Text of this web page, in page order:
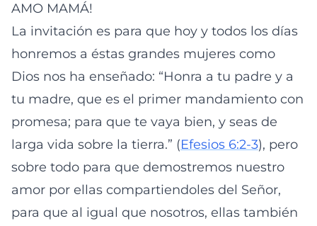
AMO MAMÁ!
La invitación es para que hoy y todos los días
honremos a éstas grandes mujeres como
Dios nos ha enseñado: “Honra a tu padre y a
tu madre, que es el primer mandamiento con
promesa; para que te vaya bien, y seas de
larga vida sobre la tierra.” (Efesios 6:2-3), pero
sobre todo para que demostremos nuestro
amor por ellas compartiendoles del Señor,
para que al igual que nosotros, ellas también